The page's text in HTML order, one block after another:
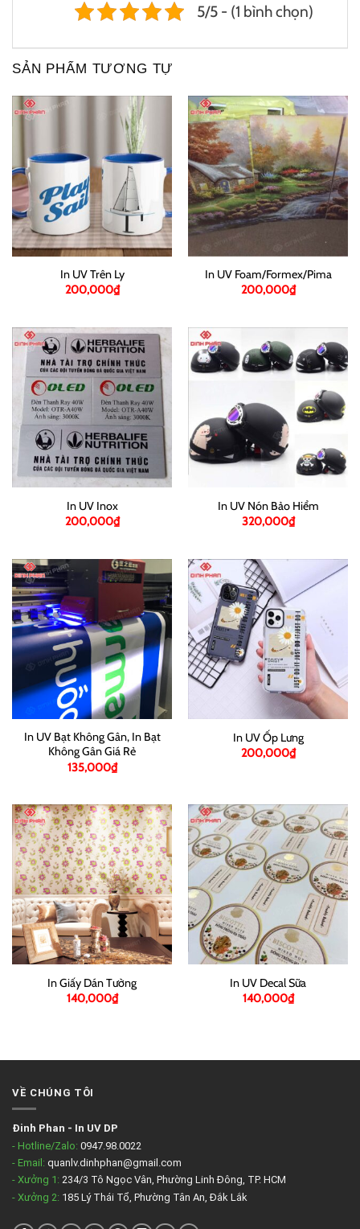
5/5 - (1 bình chọn)
SẢN PHẨM TƯƠNG TỰ
In UV Trên Ly
200,000₫
In UV Foam/Formex/Pima
200,000₫
In UV Inox
200,000₫
In UV Nón Bảo Hiểm
320,000₫
In UV Bạt Không Gân, In Bạt
Không Gân Giá Rẻ
135,000₫
In UV Ốp Lưng
200,000₫
In Giấy Dán Tường
140,000₫
In UV Decal Sữa
140,000₫
VỀ CHÚNG TÔI
Đinh Phan - In UV DP
- Hotline/Zalo: 0947.98.0022
- Email: quanlv.dinhphan@gmail.com
- Xưởng 1: 234/3 Tô Ngọc Vân, Phường Linh Đông, TP. HCM
- Xưởng 2: 185 Lý Thái Tổ, Phường Tân An, Đắk Lắk